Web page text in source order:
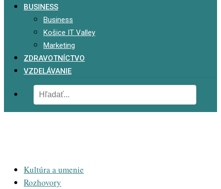
BUSINESS
Business
Košice IT Valley
Marketing
ZDRAVOTNÍCTVO
VZDELÁVANIE
Kultúra a umenie
Rozhovory